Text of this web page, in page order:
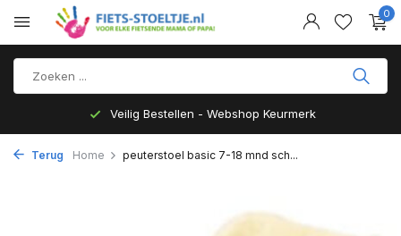
0
Veilig Bestellen - Webshop Keurmerk
Terug Home peuterstoel basic 7-18 mnd sch...